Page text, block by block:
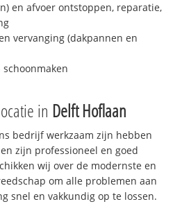
en afvoer ontstoppen, reparatie,
vervanging (dakpannen en
in Delft Hoflaan
bedrijf werkzaam zijn hebben
zijn professioneel en goed
wij over de modernste en
om alle problemen aan
snel en vakkundig op te lossen.